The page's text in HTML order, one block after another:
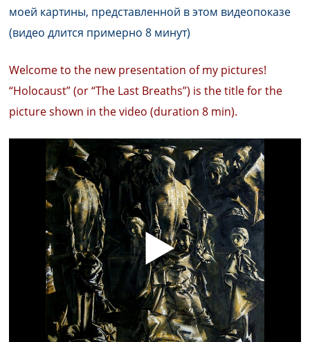
моей картины, представленной в этом видеопоказе
(видео длится примерно 8 минут)
Welcome to the new presentation of my pictures!
“Holocaust” (or “The Last Breaths”) is the title for the
picture shown in the video (duration 8 min).